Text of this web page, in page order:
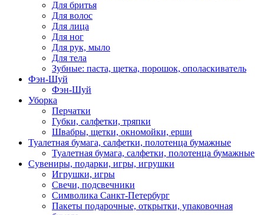
Для бритья
Для волос
Для лица
Для ног
Для рук, мыло
Для тела
Зубные: паста, щетка, порошок, ополаскиватель
Фэн-Шуй
Фэн-Шуй
Уборка
Перчатки
Губки, салфетки, тряпки
Швабры, щетки, окномойки, ерши
Туалетная бумага, салфетки, полотенца бумажные
Туалетная бумага, салфетки, полотенца бумажные
Сувениры, подарки, игры, игрушки
Игрушки, игры
Свечи, подсвечники
Символика Санкт-Петербург
Пакеты подарочные, открытки, упаковочная